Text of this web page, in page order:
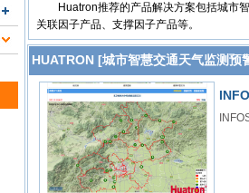
Huatron推荐的产品解决方案包括城市智
关联因子产品、支撑因子产品等。
HUATRON [城市智慧交通天气监测预